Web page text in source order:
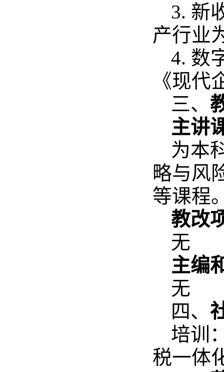
3. 新
产行业
4. 数
《现代
三、
主讲
为本
略与风
等课程
教改
无
主编
无
四、
培训
税一体